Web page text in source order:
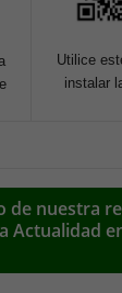
Utilice
instalar
de nuestra
Actualidad